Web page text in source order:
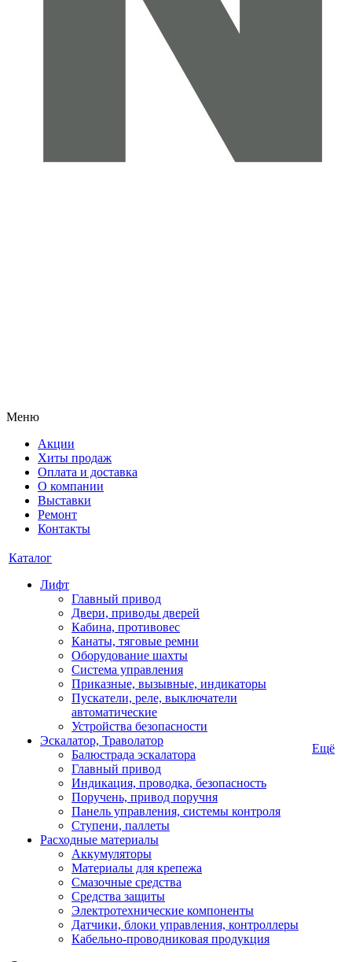
Меню
Акции
Хиты продаж
Оплата и доставка
О компании
Выставки
Ремонт
Контакты
Каталог
Лифт
Главный привод
Двери, приводы дверей
Кабина, противовес
Канаты, тяговые ремни
Оборудование шахты
Система управления
Приказные, вызывные, индикаторы
Пускатели, реле, выключатели
автоматические
Устройства безопасности
Эскалатор, Траволатор
Балюстрада эскалатора
Главный привод
Индикация, проводка, безопасность
Поручень, привод поручня
Панель управления, системы контроля
Ступени, паллеты
Расходные материалы
Аккумуляторы
Материалы для крепежа
Смазочные средства
Средства защиты
Электротехнические компоненты
Датчики, блоки управления, контроллеры
Кабельно-проводниковая продукция
Ещё